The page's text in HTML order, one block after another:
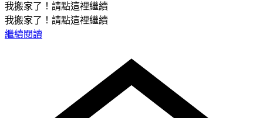
我搬家了！請點這裡繼續
我搬家了！請點這裡繼續
繼續閱讀